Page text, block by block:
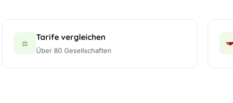
⚖️
Tarife vergleichen
Über 80 Gesellschaften